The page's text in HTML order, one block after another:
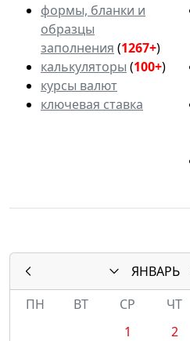
формы, бланки и
образцы
заполнения (1267+)
калькуляторы (100+)
курсы валют
ключевая ставка
ЯНВАРЬ
ПН
ВТ СР ЧТ
1
2